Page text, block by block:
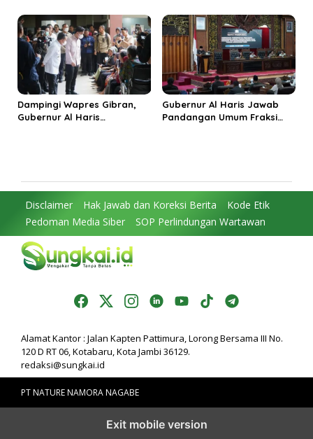
Kabupaten Tanjungjabung
Timur
Penguatan Kinerja dan
Integritas
Dampingi Wapres Gibran,
Gubernur Al Haris
Gubernur Al Haris Jawab
Pandangan Umum Fraksi
Disclaimer Hak Jawab dan Koreksi Berita
Kode Etik
Pedoman Media Siber
SOP Perlindungan Wartawan
Alamat Kantor : Jalan Kapten Pattimura, Lorong Bersama III No.
120 D RT 06, Kotabaru, Kota Jambi 36129.
redaksi@sungkai.id
PT NATURE NAMORA NAGABE
Exit mobile version